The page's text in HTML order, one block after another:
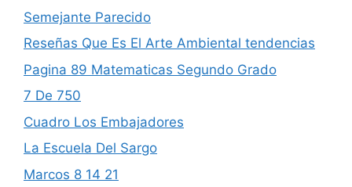
Semejante Parecido
Reseñas Que Es El Arte Ambiental tendencias
Pagina 89 Matematicas Segundo Grado
7 De 750
Cuadro Los Embajadores
La Escuela Del Sargo
Marcos 8 14 21